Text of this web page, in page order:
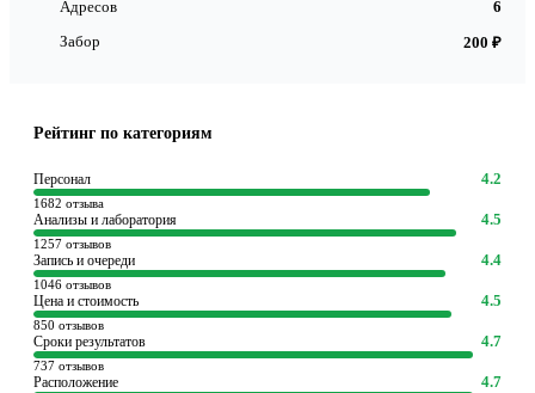
Адресов
6
Забор
200 ₽
Рейтинг по категориям
Персонал 4.2
1682 отзыва
Анализы и лаборатория 4.5
1257 отзывов
Запись и очереди 4.4
1046 отзывов
Цена и стоимость 4.5
850 отзывов
Сроки результатов 4.7
737 отзывов
Расположение 4.7